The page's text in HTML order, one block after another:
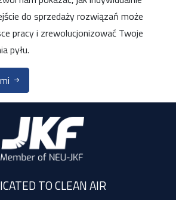
do sprzedaży rozwiązań może
pracy i zrewolucjonizować Twoje
pyłu.
TO CLEAN AIR